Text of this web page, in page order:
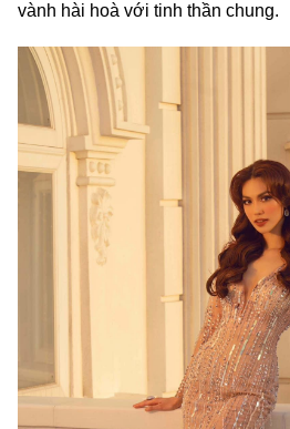
vành hài hoà với tinh thần chung.